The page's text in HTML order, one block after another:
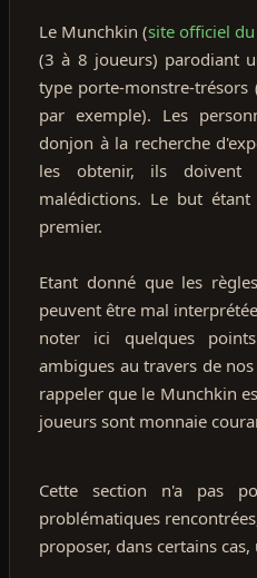
Le Munchkin (site officiel
(3 à 8 joueurs) parodiant
type porte-monstre-
par exemple). Les
donjon à la recherche
les obtenir, ils doivent
malédictions. Le but
premier.
Etant donné que les
peuvent être mal
noter ici quelques
ambigues au travers de
rappeler que le Munchkin
joueurs sont monnaie
Cette section n'a pas
problématiques
proposer, dans certains